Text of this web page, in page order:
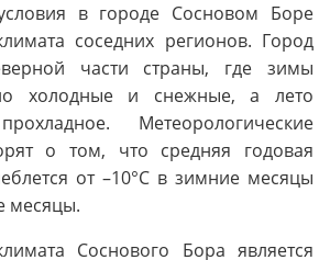
в городе Сосновом Боре
соседних регионов. Город
части страны, где зимы
холодные и снежные, а лето
Метеорологические
о том, что средняя годовая
от –10°C в зимние месяцы
месяцы.
Соснового Бора является